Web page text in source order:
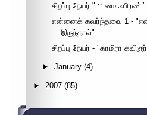
சிறப்பு நேயர் ".:: மை
என்னைக் கவர்ந்தவை 1 - "என்
இருந்தால்"
சிறப்பு நேயர் - "காமிரா
►January (4)
► 2007 (85)